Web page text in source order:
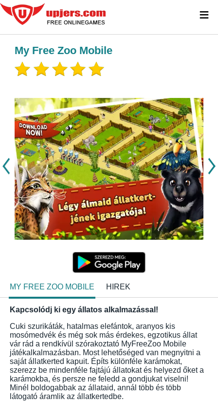
My Free Zoo Mobile
MY FREE ZOO MOBILE HIREK
Kapcsolódj ki egy állatos alkalmazással!
Cuki szurikáták, hatalmas elefántok, aranyos kis
mosómedvék és még sok más érdekes, egzotikus állat
vár rád a rendkívül szórakoztató MyFreeZoo Mobile
játékalkalmazásban. Most lehetőséged van megnyitni a
saját állatkerted kapuit. Építs különféle karámokat,
szerezz be mindenféle fajtájú állatokat és helyezd őket a
karámokba, és persze ne feledd a gondjukat viselni!
Minél boldogabbak az állataid, annál több és több
látogató áramlik az állatkertedbe.
≡